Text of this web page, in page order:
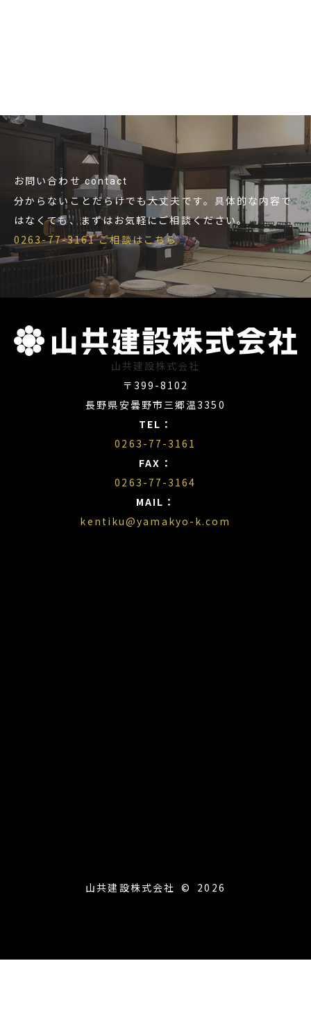
お問い合わせ contact
分からないことだらけでも大丈夫です。具体的な内容で
はなくても、まずはお気軽にご相談ください。
0263-77-3161 ご相談はこちら
山共建設株式会社
〒399-8102
長野県安曇野市三郷温3350
TEL：
0263-77-3161
FAX：
0263-77-3164
MAIL：
kentiku@yamakyo-k.com
山共建設株式会社 © 2026